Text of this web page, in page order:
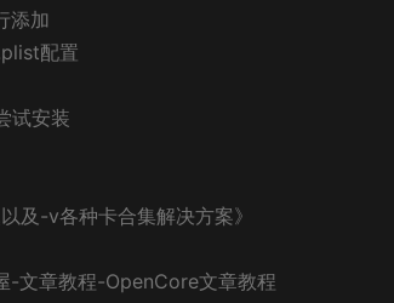
添加
配置
试安装
及-v各种卡合集解决方案》
-文章教程-OpenCore文章教程